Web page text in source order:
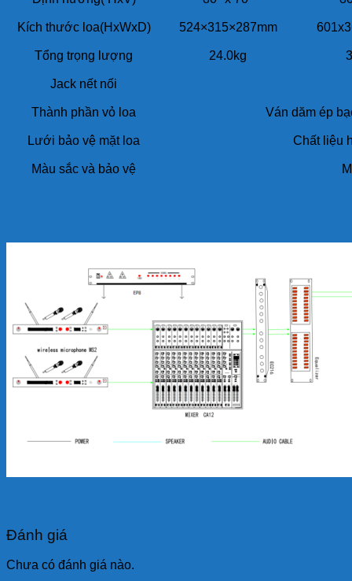
Kích thước loa(HxWxD) 524×315×287mm
Tổng trọng lượng 24.0kg
Jack nết nối
Thành phần vỏ loa Ván dăm ép
Lưới bảo vệ mặt loa Chất liệu
Màu sắc và bảo vệ
Đánh giá
Chưa có đánh giá nào.